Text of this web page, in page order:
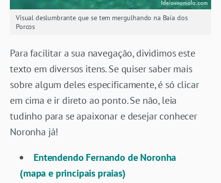
Visual deslumbrante que se tem mergulhando na Baía dos
Porcos
Para facilitar a sua navegação, dividimos este
texto em diversos itens. Se quiser saber mais
sobre algum deles especificamente, é só clicar
em cima e ir direto ao ponto. Se não, leia
tudinho para se apaixonar e desejar conhecer
Noronha já!
Entendendo Fernando de Noronha
(mapa e principais praias)